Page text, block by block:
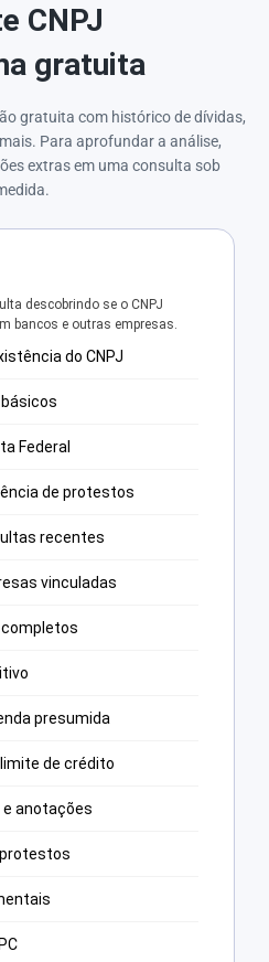
CNPJ
gratuita
gratuita com histórico de dívidas,
Para aprofundar a análise,
extras em uma consulta sob
descobrindo se o CNPJ
bancos e outras empresas.
do CNPJ
Federal
de protestos
recentes
vinculadas
presumida
de crédito
e anotações